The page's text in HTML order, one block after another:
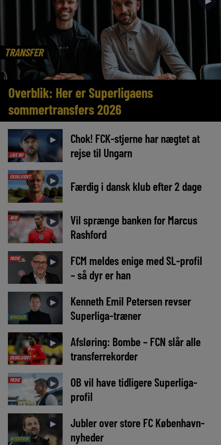
TRANSFER
Overblik: Her er Superligaens
sommertransfers 2026
LIGE NU
►
Chok! FCK-stjerne har nægtet at
rejse til Ungarn
EKSKLUSIVT ► Færdig i dansk klub efter 2 dage
AVIS ►
Vil sprænge banken for Marcus
Rashford
MEDIE ►
FCM meldes enige med SL-profil
– så dyr er han
NYHEDER
►
Kenneth Emil Petersen revser
Superliga-træner
EKSKLUSIVT
►
Afsløring: Bombe – FCN slår alle
transferrekorder
MEDIE ►
OB vil have tidligere Superliga-
profil
INTERVIEW
►
Jubler over store FC København-
nyheder